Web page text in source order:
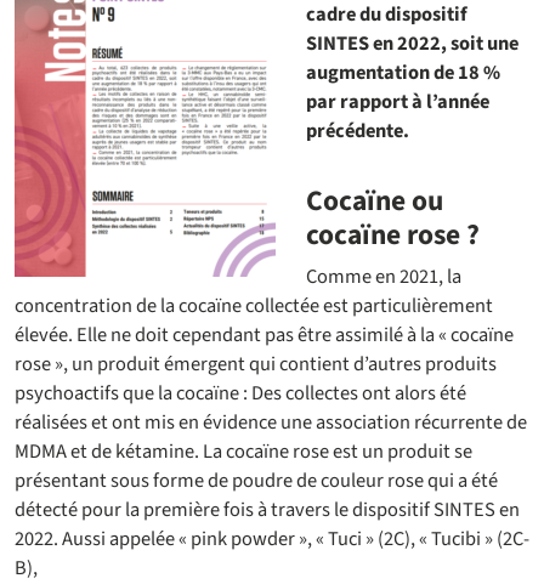
cadre du dispositif
SINTES en 2022, soit une
augmentation de 18 %
par rapport à l’année
précédente.
Cocaïne ou
cocaïne rose ?
Comme en 2021, la
concentration de la cocaïne collectée est particulièrement
élevée. Elle ne doit cependant pas être assimilé à la « cocaïne
rose », un produit émergent qui contient d’autres produits
psychoactifs que la cocaïne : Des collectes ont alors été
réalisées et ont mis en évidence une association récurrente de
MDMA et de kétamine. La cocaïne rose est un produit se
présentant sous forme de poudre de couleur rose qui a été
détecté pour la première fois à travers le dispositif SINTES en
2022. Aussi appelée « pink powder », « Tuci » (2C), « Tucibi » (2C-
B),